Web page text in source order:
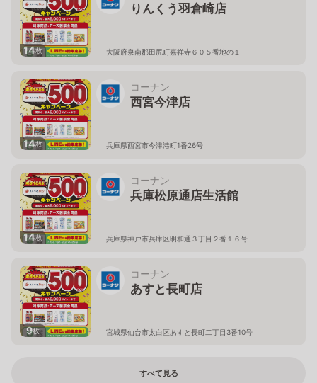
14枚
りんくう羽倉崎店
大阪府泉南郡田尻町嘉祥寺６０５番地の１
14枚
コーナン
西宮今津店
兵庫県西宮市今津港町1番26号
14枚
コーナン
兵庫松原通店生活館
兵庫県神戸市兵庫区明和通３丁目２番１６号
9枚
コーナン
あすと長町店
宮城県仙台市太白区あすと長町二丁目3番10号
すべて見る